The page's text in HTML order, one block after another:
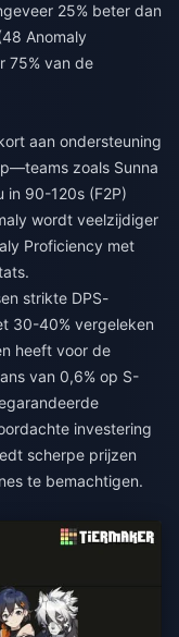
25% beter dan
Anomaly
75% van de
aan ondersteuning
zoals Sunna
in 90-120s (F2P)
wordt veelzijdiger
Proficiency met
strikte DPS-
30-40% vergeleken
heeft voor de
van 0,6% op S-
investering
scherpe prijzen
te bemachtigen.